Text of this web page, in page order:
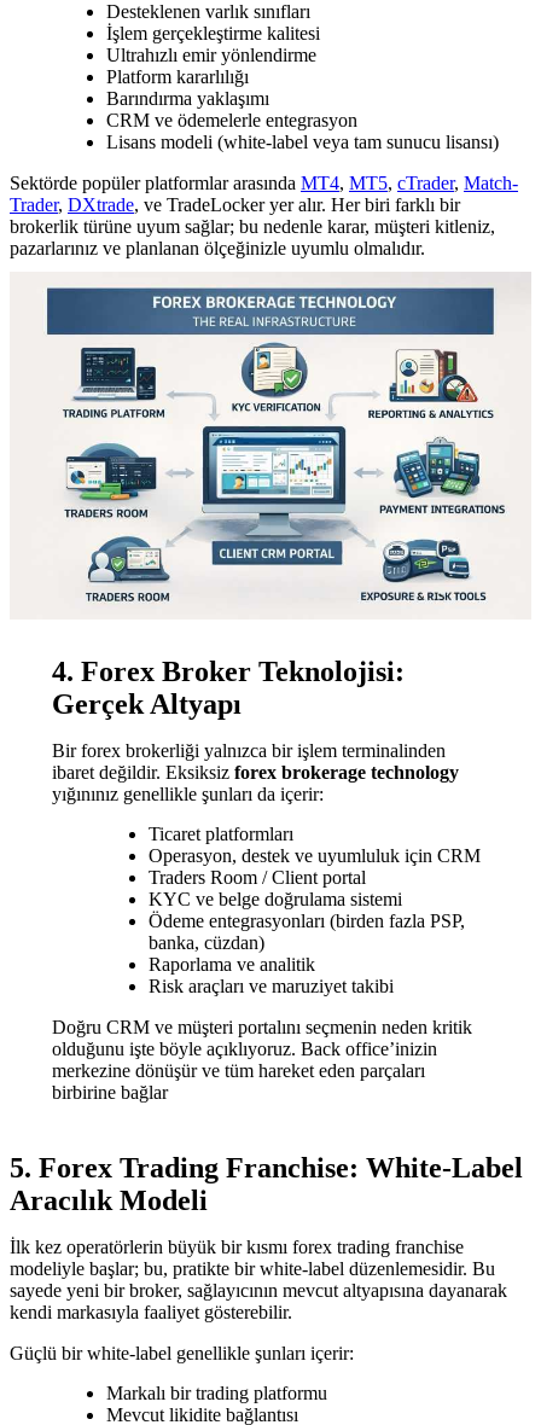
Desteklenen varlık sınıfları
İşlem gerçekleştirme kalitesi
Ultrahızlı emir yönlendirme
Platform kararlılığı
Barındırma yaklaşımı
CRM ve ödemelerle entegrasyon
Lisans modeli (white-label veya tam sunucu lisansı)
Sektörde popüler platformlar arasında MT4, MT5, cTrader, Match-
Trader, DXtrade, ve TradeLocker yer alır. Her biri farklı bir
brokerlik türüne uyum sağlar; bu nedenle karar, müşteri kitleniz,
pazarlarınız ve planlanan ölçeğinizle uyumlu olmalıdır.
4. Forex Broker Teknolojisi:
Gerçek Altyapı
Bir forex brokerliği yalnızca bir işlem terminalinden
ibaret değildir. Eksiksiz forex brokerage technology
yığınınız genellikle şunları da içerir:
Ticaret platformları
Operasyon, destek ve uyumluluk için CRM
Traders Room / Сlient portal
KYC ve belge doğrulama sistemi
Ödeme entegrasyonları (birden fazla PSP,
banka, cüzdan)
Raporlama ve analitik
Risk araçları ve maruziyet takibi
Doğru CRM ve müşteri portalını seçmenin neden kritik
olduğunu işte böyle açıklıyoruz. Back office’inizin
merkezine dönüşür ve tüm hareket eden parçaları
birbirine bağlar
5. Forex Trading Franchise: White-Label
Aracılık Modeli
İlk kez operatörlerin büyük bir kısmı forex trading franchise
modeliyle başlar; bu, pratikte bir white-label düzenlemesidir. Bu
sayede yeni bir broker, sağlayıcının mevcut altyapısına dayanarak
kendi markasıyla faaliyet gösterebilir.
Güçlü bir white-label genellikle şunları içerir:
Markalı bir trading platformu
Mevcut likidite bağlantısı